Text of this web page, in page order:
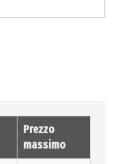
Prezzo
massimo